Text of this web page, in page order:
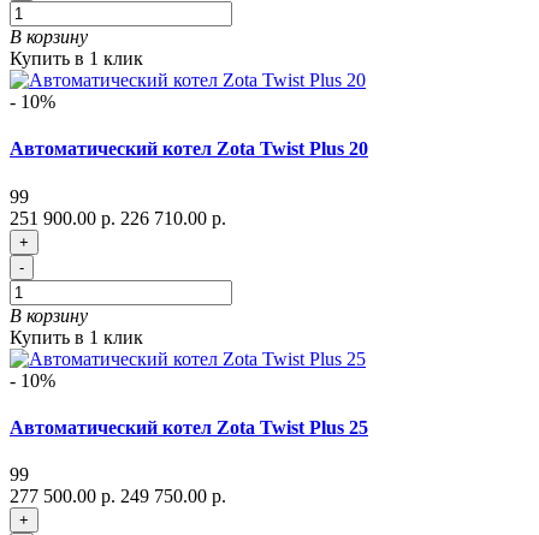
В корзину
Купить в 1 клик
- 10%
Автоматический котел Zota Twist Plus 20
99
251 900.00 р. 226 710.00 р.
+
-
В корзину
Купить в 1 клик
- 10%
Автоматический котел Zota Twist Plus 25
99
277 500.00 р. 249 750.00 р.
+